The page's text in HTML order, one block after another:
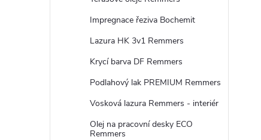
Impregnace řeziva Bochemit
Lazura HK 3v1 Remmers
Krycí barva DF Remmers
Podlahový lak PREMIUM Remmers
Vosková lazura Remmers - interiér
Olej na pracovní desky ECO
Remmers